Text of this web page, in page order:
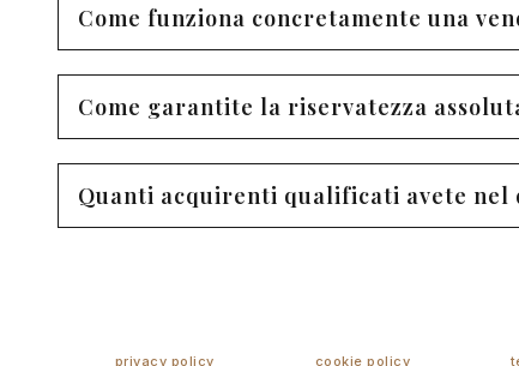
Come funziona concretamente una
Come garantite la riservatezza
Quanti acquirenti qualificati avete nel
privacy policy cookie policy